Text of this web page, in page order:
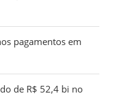
pagamentos em
de R$ 52,4 bi no